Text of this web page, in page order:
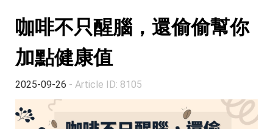
咖啡不只醒腦，還偷偷幫你
加點健康值
2025-09-26 - Article ID: 8105